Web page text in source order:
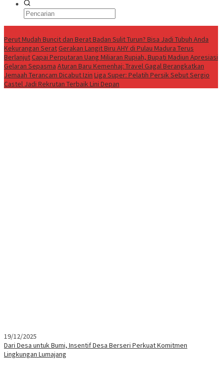
Perut Mudah Buncit dan Berat Badan Sulit Turun? Bisa Jadi Tubuh Anda
Kekurangan SeratGerakan Langit Biru AHY di Pulau Madura Terus
BerlanjutCapai Perputaran Uang Miliaran Rupiah, Bupati Madiun Apresiasi
Gelaran Sepasma Aturan Baru Kemenhaj: Travel Gagal Berangkatkan
Jemaah Terancam Dicabut Izin Liga Super: Pelatih Persik Sebut Sergio
Castel Jadi Rekrutan Terbaik Lini Depan
19/12/2025
Dari Desa untuk Bumi, Insentif Desa Berseri Perkuat Komitmen
Lingkungan Lumajang